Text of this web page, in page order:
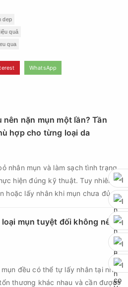
dep
quả
qua
WhatsApp
nên nặn mụn một lần? Tần
hợp cho từng loại da
nhân mụn và làm sạch tình trạng
hiện đúng kỹ thuật. Tuy nhiên,
hoặc lấy nhân khi mụn chưa đủ
thương, tăng viêm và dễ để lại
nặn mụn một lần là vấn đề được
dựng routine chăm sóc da. Tần
mụn tuyệt đối không nên
đều có thể tự lấy nhân tại nhà.
thương khác nhau và cần được